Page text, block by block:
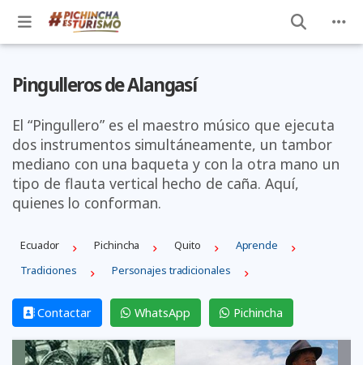
Pingulleros de Alangasí
El “Pingullero” es el maestro músico que ejecuta
dos instrumentos simultáneamente, un tambor
mediano con una baqueta y con la otra mano un
tipo de flauta vertical hecho de caña. Aquí,
quienes lo conforman.
Ecuador Pichincha Quito
Aprende
Tradiciones
Personajes tradicionales
Contactar WhatsApp Pichincha